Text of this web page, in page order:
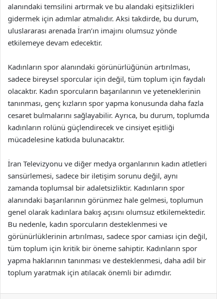
alanındaki temsilini artırmak ve bu alandaki eşitsizlikleri
gidermek için adımlar atmalıdır. Aksi takdirde, bu durum,
uluslararası arenada İran’ın imajını olumsuz yönde
etkilemeye devam edecektir.
Kadınların spor alanındaki görünürlüğünün artırılması,
sadece bireysel sporcular için değil, tüm toplum için faydalı
olacaktır. Kadın sporcuların başarılarının ve yeteneklerinin
tanınması, genç kızların spor yapma konusunda daha fazla
cesaret bulmalarını sağlayabilir. Ayrıca, bu durum, toplumda
kadınların rolünü güçlendirecek ve cinsiyet eşitliği
mücadelesine katkıda bulunacaktır.
İran Televizyonu ve diğer medya organlarının kadın atletleri
sansürlemesi, sadece bir iletişim sorunu değil, aynı
zamanda toplumsal bir adaletsizliktir. Kadınların spor
alanındaki başarılarının görünmez hale gelmesi, toplumun
genel olarak kadınlara bakış açısını olumsuz etkilemektedir.
Bu nedenle, kadın sporcuların desteklenmesi ve
görünürlüklerinin artırılması, sadece spor camiası için değil,
tüm toplum için kritik bir öneme sahiptir. Kadınların spor
yapma haklarının tanınması ve desteklenmesi, daha adil bir
toplum yaratmak için atılacak önemli bir adımdır.